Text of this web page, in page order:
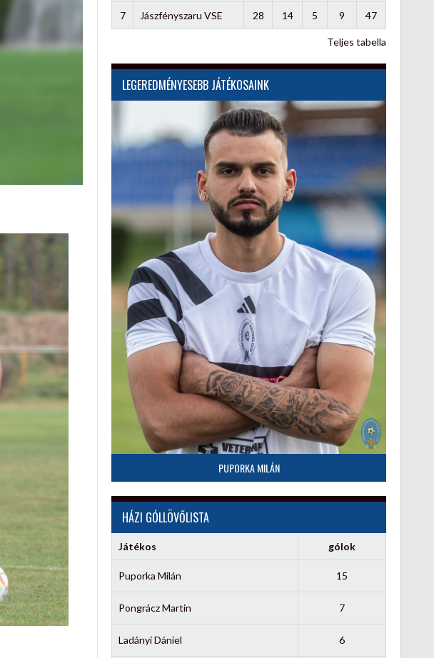
7 Jászfényszaru VSE 28 14 5 9 47
Teljes tabella
LEGEREDMÉNYESEBB JÁTÉKOSAINK
PUPORKA MILÁN
HÁZI GÓLLÖVŐLISTA
Játékos gólok
Puporka Milán 15
Pongrácz Martin 7
Ladányi Dániel 6